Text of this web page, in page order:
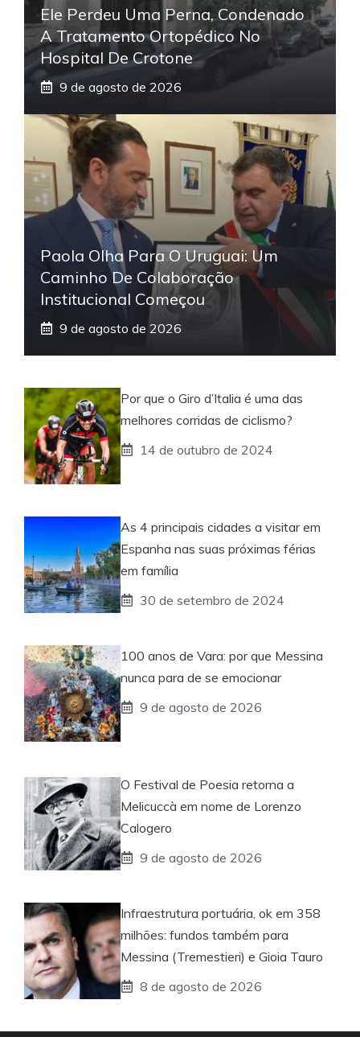
Ele Perdeu Uma Perna, Condenado
A Tratamento Ortopédico No
Hospital De Crotone
9 de agosto de 2026
Paola Olha Para O Uruguai: Um
Caminho De Colaboração
Institucional Começou
9 de agosto de 2026
Por que o Giro d’Italia é uma das
melhores corridas de ciclismo?
14 de outubro de 2024
As 4 principais cidades a visitar em
Espanha nas suas próximas férias
em família
30 de setembro de 2024
100 anos de Vara: por que Messina
nunca para de se emocionar
9 de agosto de 2026
O Festival de Poesia retorna a
Melicuccà em nome de Lorenzo
Calogero
9 de agosto de 2026
Infraestrutura portuária, ok em 358
milhões: fundos também para
Messina (Tremestieri) e Gioia Tauro
8 de agosto de 2026